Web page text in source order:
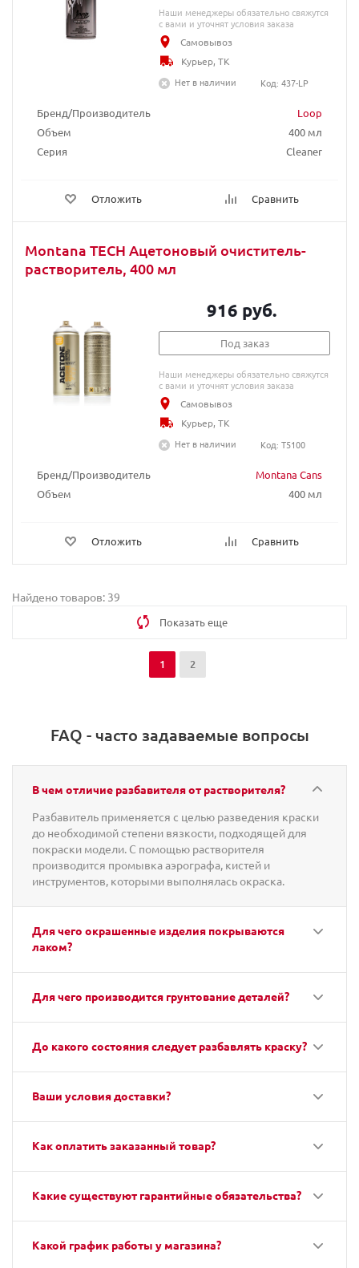
Бренд/Производитель
Loop
Объем
400 мл
Серия
Cleaner
Отложить Сравнить
Наши менеджеры обязательно свяжутся
с вами и уточнят условия заказа
Самовывоз
Курьер, ТК
Нет в наличии
Код: 437-LP
Montana TECH Ацетоновый очиститель-
растворитель, 400 мл
Бренд/Производитель
Montana Cans
Объем
400 мл
Отложить Сравнить
916 руб.
Под заказ
Наши менеджеры обязательно свяжутся
с вами и уточнят условия заказа
Самовывоз
Курьер, ТК
Нет в наличии
Код: T5100
Найдено товаров: 39
Показать еще
1 2
FAQ - часто задаваемые вопросы
В чем отличие разбавителя от растворителя?
Разбавитель применяется с целью разведения краски
до необходимой степени вязкости, подходящей для
покраски модели. С помощью растворителя
производится промывка аэрографа, кистей и
инструментов, которыми выполнялась окраска.
Для чего окрашенные изделия покрываются
лаком?
Для чего производится грунтование деталей?
До какого состояния следует разбавлять краску?
Ваши условия доставки?
Как оплатить заказанный товар?
Какие существуют гарантийные обязательства?
Какой график работы у магазина?